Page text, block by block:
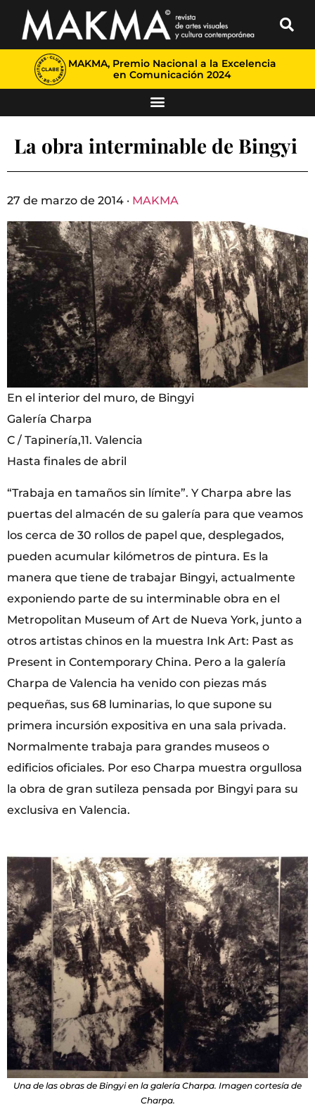
MAKMA, Premio Nacional a la Excelencia
en Comunicación 2024
La obra interminable de Bingyi
27 de marzo de 2014 · MAKMA
En el interior del muro, de Bingyi
Galería Charpa
C / Tapinería,11. Valencia
Hasta finales de abril
“Trabaja en tamaños sin límite”. Y Charpa abre las
puertas del almacén de su galería para que veamos
los cerca de 30 rollos de papel que, desplegados,
pueden acumular kilómetros de pintura. Es la
manera que tiene de trabajar Bingyi, actualmente
exponiendo parte de su interminable obra en el
Metropolitan Museum of Art de Nueva York, junto a
otros artistas chinos en la muestra Ink Art: Past as
Present in Contemporary China. Pero a la galería
Charpa de Valencia ha venido con piezas más
pequeñas, sus 68 luminarias, lo que supone su
primera incursión expositiva en una sala privada.
Normalmente trabaja para grandes museos o
edificios oficiales. Por eso Charpa muestra orgullosa
la obra de gran sutileza pensada por Bingyi para su
exclusiva en Valencia.
Una de las obras de Bingyi en la galería Charpa. Imagen cortesía de
Charpa.